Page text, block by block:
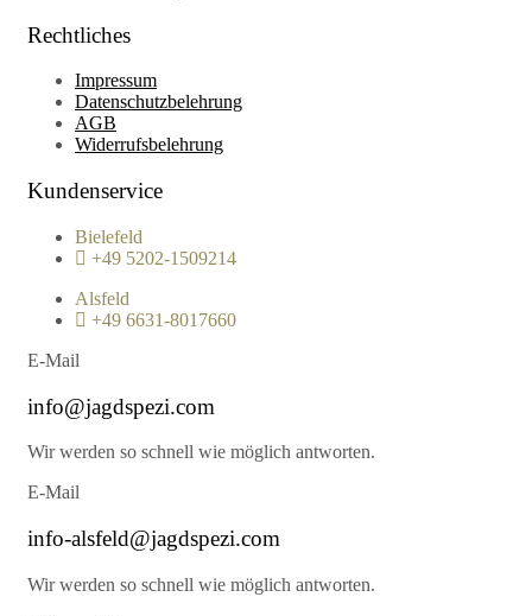
Rechtliches
Impressum
Datenschutzbelehrung
AGB
Widerrufsbelehrung
Kundenservice
Bielefeld
+49 5202-1509214
Alsfeld
+49 6631-8017660
E-Mail
info@jagdspezi.com
Wir werden so schnell wie möglich antworten.
E-Mail
info-alsfeld@jagdspezi.com
Wir werden so schnell wie möglich antworten.